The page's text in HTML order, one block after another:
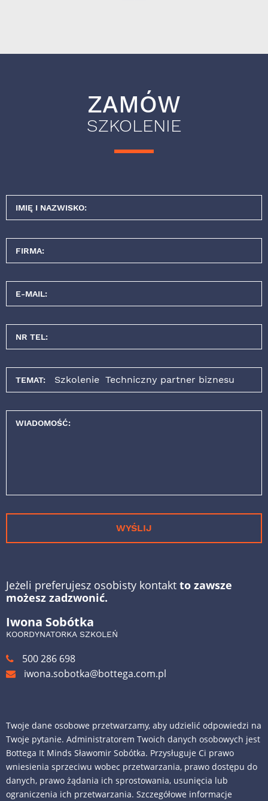
ZAMÓW
SZKOLENIE
IMIĘ I NAZWISKO:
FIRMA:
E-MAIL:
NR TEL:
TEMAT:
WIADOMOŚĆ:
WYŚLIJ
Jeżeli preferujesz osobisty kontakt to zawsze
możesz zadzwonić.
Iwona Sobótka
KOORDYNATORKA SZKOLEŃ
500 286 698
iwona.sobotka@bottega.com.pl
Twoje dane osobowe przetwarzamy, aby udzielić odpowiedzi na
Twoje pytanie. Administratorem Twoich danych osobowych jest
Bottega It Minds Sławomir Sobótka. Przysługuje Ci prawo
wniesienia sprzeciwu wobec przetwarzania, prawo dostępu do
danych, prawo żądania ich sprostowania, usunięcia lub
ograniczenia ich przetwarzania. Szczegółowe informacje